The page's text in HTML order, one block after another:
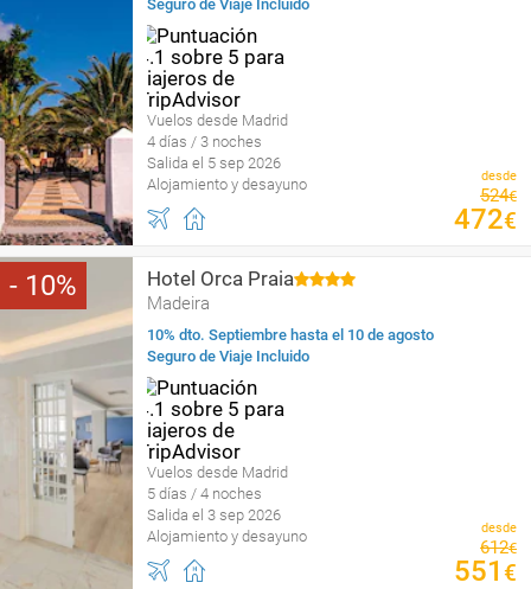
Seguro de Viaje Incluido
Vuelos desde Madrid
4 días / 3 noches
Salida el 5 sep 2026
Alojamiento y desayuno
desde
524€
472€
10 Hotel Orca Praia
Madeira
10% dto. Septiembre hasta el 10 de agosto
Seguro de Viaje Incluido
Vuelos desde Madrid
5 días / 4 noches
Salida el 3 sep 2026
Alojamiento y desayuno
desde
612€
551 €